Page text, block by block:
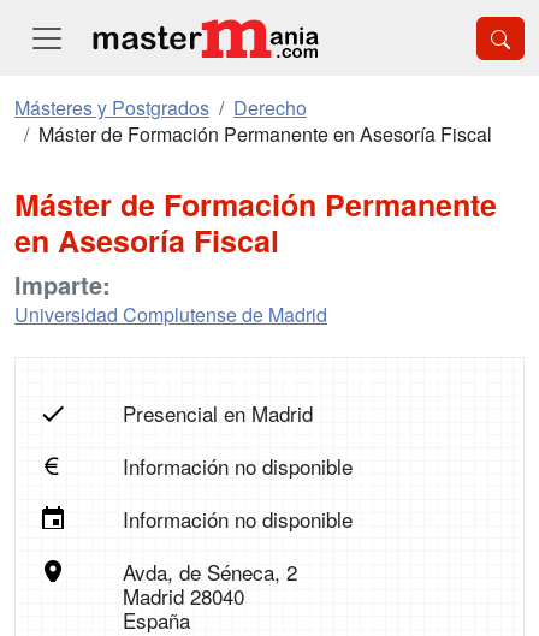
Másteres y Postgrados
Derecho
Máster de Formación Permanente en Asesoría Fiscal
Máster de Formación Permanente
en Asesoría Fiscal
Imparte:
Universidad Complutense de Madrid
Presencial en Madrid
Información no disponible
Información no disponible
Avda, de Séneca, 2
Madrid 28040
España